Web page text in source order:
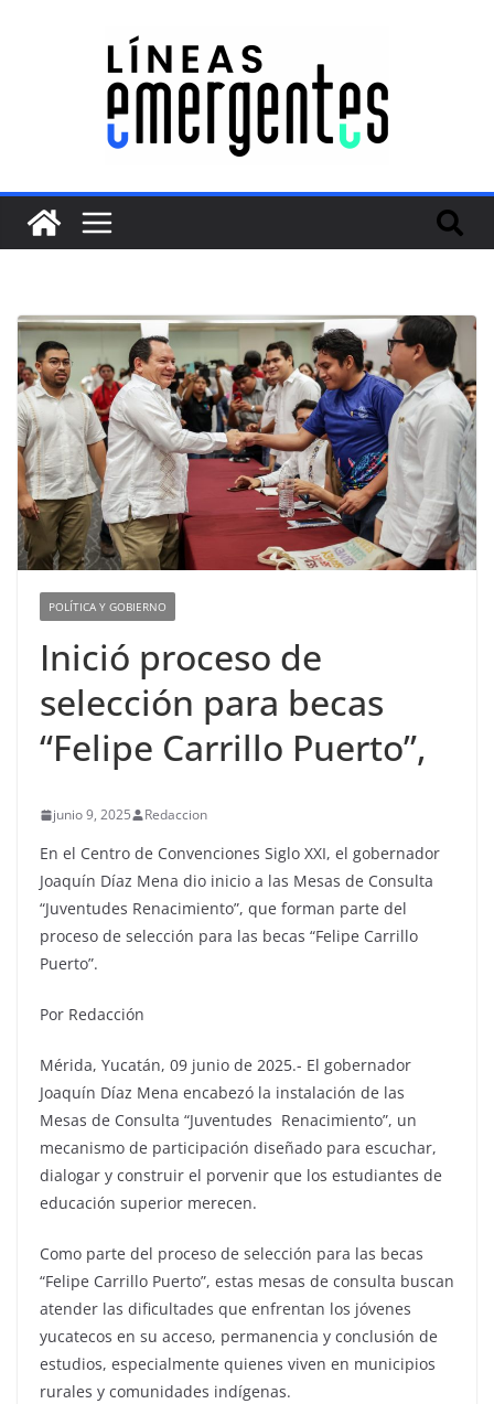
POLÍTICA Y GOBIERNO
Inició proceso de
selección para becas
“Felipe Carrillo Puerto”,
junio 9, 2025 Redaccion
En el Centro de Convenciones Siglo XXI, el gobernador
Joaquín Díaz Mena dio inicio a las Mesas de Consulta
“Juventudes Renacimiento”, que forman parte del
proceso de selección para las becas “Felipe Carrillo
Puerto”.
Por Redacción
Mérida, Yucatán, 09 junio de 2025.- El gobernador
Joaquín Díaz Mena encabezó la instalación de las
Mesas de Consulta “Juventudes Renacimiento”, un
mecanismo de participación diseñado para escuchar,
dialogar y construir el porvenir que los estudiantes de
educación superior merecen.
Como parte del proceso de selección para las becas
“Felipe Carrillo Puerto”, estas mesas de consulta buscan
atender las dificultades que enfrentan los jóvenes
yucatecos en su acceso, permanencia y conclusión de
estudios, especialmente quienes viven en municipios
rurales y comunidades indígenas.